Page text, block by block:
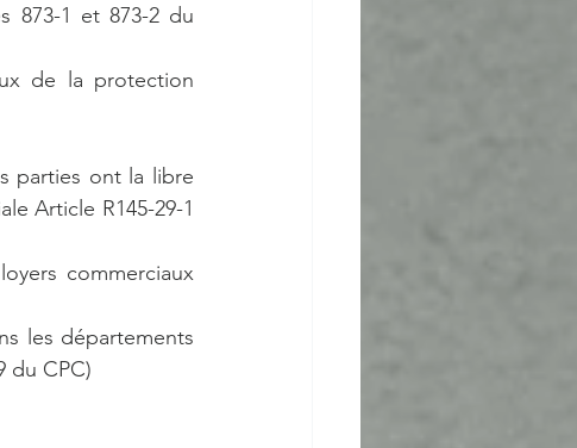
873-1 et 873-2 du
de la protection
parties ont la libre
Article R145-29-1
commerciaux
les départements
du CPC)